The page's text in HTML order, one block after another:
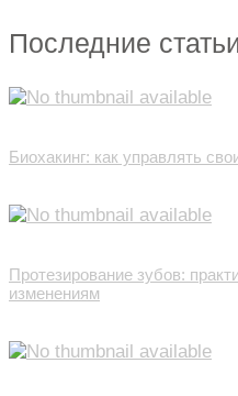
Последние
Биохакинг: как управлять
Протезирование зубов:
изменениям